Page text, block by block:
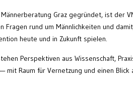
Graz gegründet, ist der
Fragen rund um Männlichkeiten und
heute und in Zukunft spielen.
Perspektiven aus Wissenschaft,
mit Raum für Vernetzung und einen